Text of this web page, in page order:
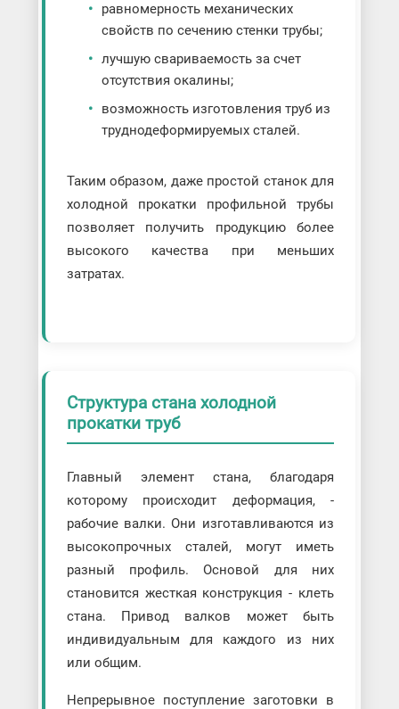
равномерность механических
свойств по сечению стенки трубы;
лучшую свариваемость за счет
отсутствия окалины;
возможность изготовления труб из
труднодеформируемых сталей.
Таким образом, даже простой станок для
холодной прокатки профильной трубы
позволяет получить продукцию более
высокого качества при меньших
затратах.
Структура стана холодной
прокатки труб
Главный элемент стана, благодаря
которому происходит деформация, -
рабочие валки. Они изготавливаются из
высокопрочных сталей, могут иметь
разный профиль. Основой для них
становится жесткая конструкция - клеть
стана. Привод валков может быть
индивидуальным для каждого из них
или общим.
Непрерывное поступление заготовки в